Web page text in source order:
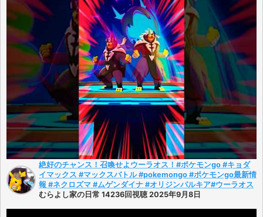
絶好のチャンス！召喚せよウーラオス！#ポケモンgo #キョダ
イマックス #マックスバトル #pokemongo #ポケモンgo最新情
報 #ネクロズマ #ムゲンダイナ #オリジンパルキア#ウーラオス
むらよし家の日常 14236回視聴 2025年9月8日